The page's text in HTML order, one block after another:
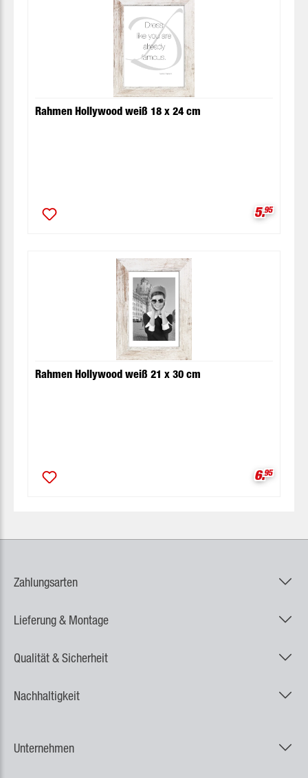
Rahmen Hollywood weiß 18 x 24 cm
5.95
Rahmen Hollywood weiß 21 x 30 cm
6.95
Zahlungsarten
Lieferung & Montage
Qualität & Sicherheit
Nachhaltigkeit
Unternehmen